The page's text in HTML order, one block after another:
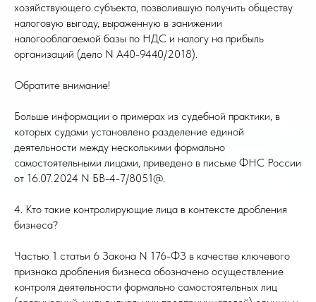
хозяйствующего субъекта, позволившую получить обществу
налоговую выгоду, выраженную в занижении
налогооблагаемой базы по НДС и налогу на прибыль
организаций (дело N А40-9440/2018).
Обратите внимание!
Больше информации о примерах из судебной практики, в
которых судами установлено разделение единой
деятельности между несколькими формально
самостоятельными лицами, приведено в письме ФНС России
от 16.07.2024 N БВ-4-7/8051@.
4. Кто такие контролирующие лица в контексте дробления
бизнеса?
Частью 1 статьи 6 Закона N 176-ФЗ в качестве ключевого
признака дробления бизнеса обозначено осуществление
контроля деятельности формально самостоятельных лиц